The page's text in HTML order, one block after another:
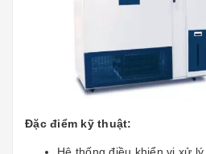
Đặc điểm kỹ thuật:
Hệ thống điều khiển vi xử